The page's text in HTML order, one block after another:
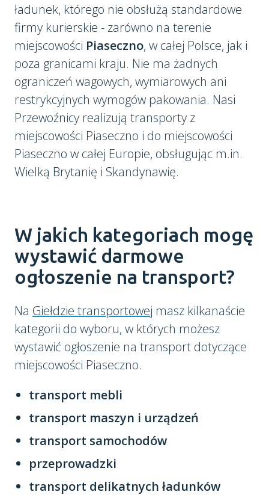
ładunek, którego nie obsłużą standardowe
firmy kurierskie - zarówno na terenie
miejscowości Piaseczno, w całej Polsce, jak i
poza granicami kraju. Nie ma żadnych
ograniczeń wagowych, wymiarowych ani
restrykcyjnych wymogów pakowania. Nasi
Przewoźnicy realizują transporty z
miejscowości Piaseczno i do miejscowości
Piaseczno w całej Europie, obsługując m.in.
Wielką Brytanię i Skandynawię.
W jakich kategoriach mogę
wystawić darmowe
ogłoszenie na transport?
Na Giełdzie transportowej masz kilkanaście
kategorii do wyboru, w których możesz
wystawić ogłoszenie na transport dotyczące
miejscowości Piaseczno.
transport mebli
transport maszyn i urządzeń
transport samochodów
przeprowadzki
transport delikatnych ładunków